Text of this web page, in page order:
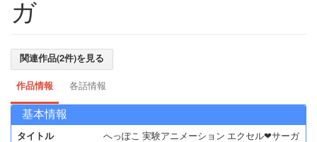
ガ
関連作品(2件)を見る
作品情報 各話情報
基本情報
タイトル へっぽこ 実験アニメーション エクセル❤サーガ